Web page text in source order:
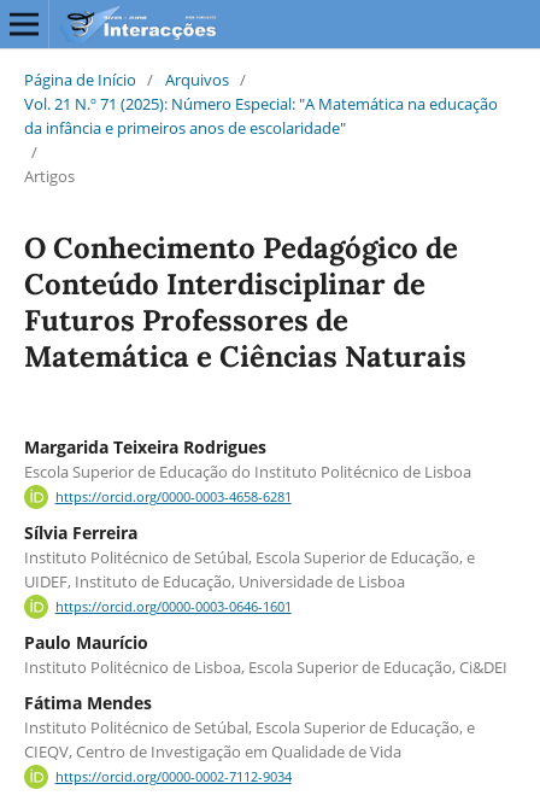
Página de Início / Arquivos /
Vol. 21 N.º 71 (2025): Número Especial: "A Matemática na educação
da infância e primeiros anos de escolaridade"
/
Artigos
O Conhecimento Pedagógico de
Conteúdo Interdisciplinar de
Futuros Professores de
Matemática e Ciências Naturais
Margarida Teixeira Rodrigues
Escola Superior de Educação do Instituto Politécnico de Lisboa
https://orcid.org/0000-0003-4658-6281
Sílvia Ferreira
Instituto Politécnico de Setúbal, Escola Superior de Educação, e
UIDEF, Instituto de Educação, Universidade de Lisboa
https://orcid.org/0000-0003-0646-1601
Paulo Maurício
Instituto Politécnico de Lisboa, Escola Superior de Educação, Ci&DEI
Fátima Mendes
Instituto Politécnico de Setúbal, Escola Superior de Educação, e
CIEQV, Centro de Investigação em Qualidade de Vida
https://orcid.org/0000-0002-7112-9034